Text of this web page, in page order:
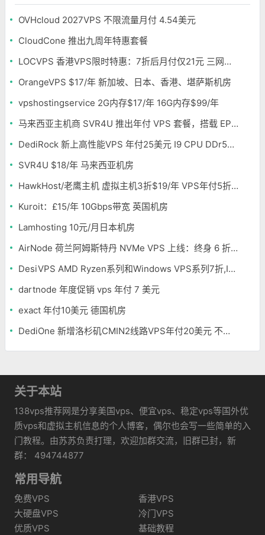
OVHcloud 2027VPS 不限流量月付 4.54美元
CloudCone 推出九周年特惠套餐
LOCVPS 香港VPS限时特惠：7折后月付仅21元 三网优化BGP线路 可选原生IP
OrangeVPS $17/年 新加坡、日本、香港、堪萨斯机房
vpshostingservice 2G内存$17/年 16G内存$99/年
马来西亚主机商 SVR4U 推出年付 VPS 套餐，搭载 EPYC/至强铂金，支持支付宝
DediRock 新上高性能VPS 年付25美元 I9 CPU DDr5内存 纽约机房
SVR4U $18/年 马来西亚机房
HawkHost/老鹰主机 虚拟主机3折$19/年 VPS年付5折$25/年
Kuroit：£15/年 10Gbps带宽 英国机房
Lamhosting 10元/月日本机房
AirNode 荷兰阿姆斯特丹 NVMe VPS 上线：终身 6 折，€1.99/月起，2.5Tbit/s DDoS 防护
DesiVPS AMD Ryzen系列和Windows VPS系列7折,Intel系列年付11.6美元
dartnode 年度促销 vps 年付 7 美元
exact 年付10美元 德国机房
DediOne 新增洛杉矶CMIN2线路VPS年付20美元 不限流量
关于本站
138vps推荐网是分享美国vps、便宜vps、稳定vps等国外优
质vps和虚拟主机信息的个人博客，偶尔也会写一些简单的入
门教程。由苏苏负责打理，欢迎加群交流，旧群已封，新
群： 494744877
常用导航
免费VPS
香港VPS
大硬盘VPS
冷门VPS
优质VPS
基础教程